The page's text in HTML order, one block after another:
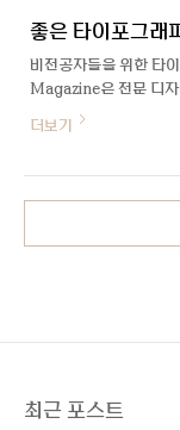
다. 폭이 좁고 일정한
길고 얇은 유리..
적다고 해도, 아무런 참
터 글자 디자인을 제작
다. 모든 글자가 서로 조
장, 문단으로 활용될 때
기 때문이죠. 따라서 서
를 택합니다. 유형 1: 기
반 영문 폰트는 그 역사
비슷한 특징들을 공유하
비전공자들을 위한 타
Magazine은 전문 디자
한 글을 공유하는 공간
: 글자를 또렷하고 읽기
닌 일반인들에게는 다
방법들을 소개해 보려고
폰트 사용하기 고딕과
더보기
최근 포스트